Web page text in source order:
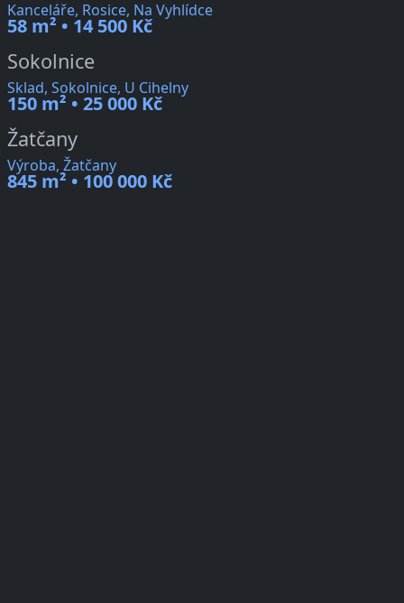
Kanceláře, Rosice, Na Vyhlídce
58 m² • 14 500 Kč
Sokolnice
Sklad, Sokolnice, U Cihelny
150 m² • 25 000 Kč
Žatčany
Výroba, Žatčany
845 m² • 100 000 Kč